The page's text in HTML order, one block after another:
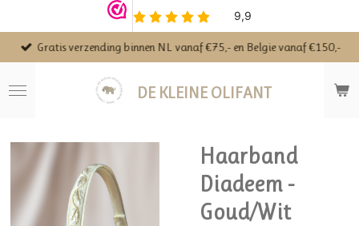
direct
naar
hoofdinhoud
DE KLEINE OLIFANT
Gratis verzending binnen NL vanaf €75,- en Belgie vanaf €150,-
Haarband
Diadeem -
Goud/Wit